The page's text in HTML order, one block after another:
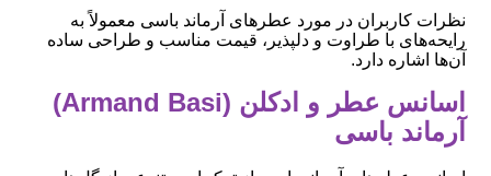
نظرات کاربران در مورد عطرهای آرماند باسی معمولاً به
رایحه‌های با طراوت و دلپذیر، قیمت مناسب و طراحی ساده
آن‌ها اشاره دارد.
اسانس عطر و ادکلن (Armand Basi)
آرماند باسی